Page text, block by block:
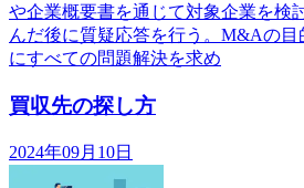
や企業概要書を通じて対象企業を検
んだ後に質疑応答を行う。M&Aの
にすべての問題解決を求め
買収先の探し方
2024年09月10日